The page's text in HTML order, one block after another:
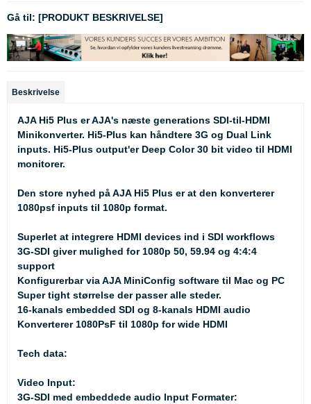
Gå til: [PRODUKT BESKRIVELSE]
Beskrivelse
AJA Hi5 Plus er AJA's næste generations SDI-til-HDMI
Minikonverter. Hi5-Plus kan håndtere 3G og Dual Link
inputs. Hi5-Plus output'er Deep Color 30 bit video til HDMI
monitorer.
Den store nyhed på AJA Hi5 Plus er at den konverterer
1080psf inputs til 1080p format.
Superlet at integrere HDMI devices ind i SDI workflows
3G-SDI giver mulighed for 1080p 50, 59.94 og 4:4:4
support
Konfigurerbar via AJA MiniConfig software til Mac og PC
Super tight størrelse der passer alle steder.
16-kanals embedded SDI og 8-kanals HDMI audio
Konverterer 1080PsF til 1080p for wide HDMI
Tech data:
Video Input:
3G-SDI med embeddede audio Input Formater: